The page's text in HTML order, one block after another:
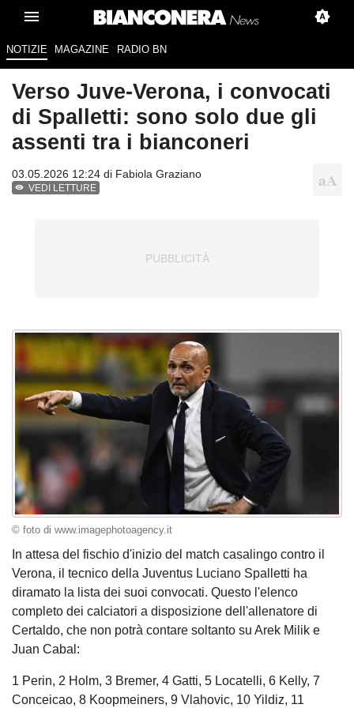
NOTIZIE MAGAZINE RADIO BN
Verso Juve-Verona, i convocati
di Spalletti: sono solo due gli
assenti tra i bianconeri
03.05.2026 12:24 di Fabiola Graziano
VEDI LETTURE
© foto di www.imagephotoagency.it
In attesa del fischio d'inizio del match casalingo contro il
Verona, il tecnico della Juventus Luciano Spalletti ha
diramato la lista dei suoi convocati. Questo l'elenco
completo dei calciatori a disposizione dell'allenatore di
Certaldo, che non potrà contare soltanto su Arek Milik e
Juan Cabal:
1 Perin, 2 Holm, 3 Bremer, 4 Gatti, 5 Locatelli, 6 Kelly, 7
Conceicao, 8 Koopmeiners, 9 Vlahovic, 10 Yildiz, 11